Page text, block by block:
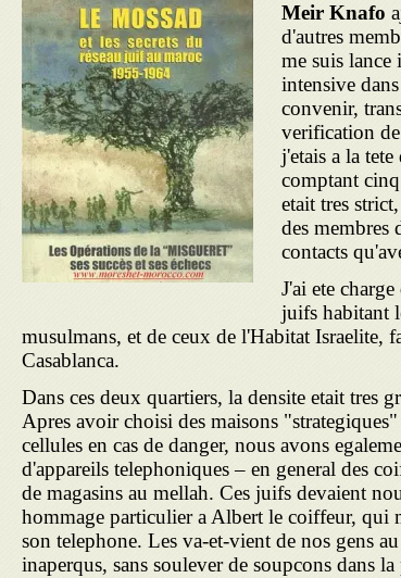
Meir Knafo
d'autres
me suis lance
intensive
convenir,
verification
j'etais a la
comptant
etait tres
des membres
contacts
J'ai ete
juifs habitant
musulmans, et de ceux de l'Habitat Israelite,
Casablanca.
Dans ces deux quartiers, la densite etait tres
Apres avoir choisi des maisons
cellules en cas de danger, nous avons
d'appareils telephoniques – en general des
de magasins au mellah. Ces juifs devaient
hommage particulier a Albert le coiffeur, qui
son telephone. Les va-et-vient de nos gens
inaperqus, sans soulever de soupcons dans